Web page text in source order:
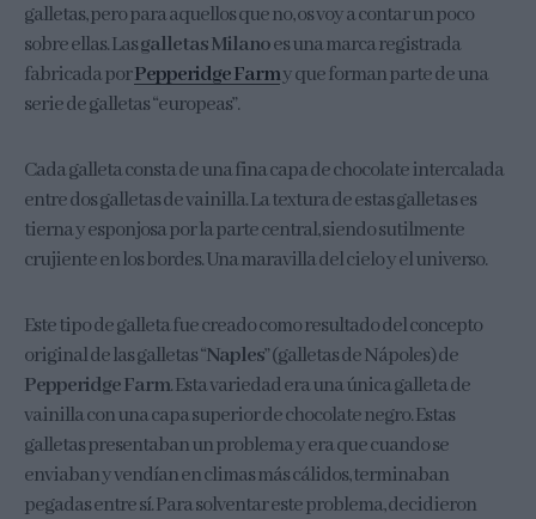
galletas, pero para aquellos que no, os voy a contar un poco
sobre ellas. Lasgalletas Milanoes una marca registrada
fabricada porPepperidge Farmy que forman parte de una
serie de galletas “europeas”.
Cada galleta consta de una fina capa de chocolate intercalada
entre dos galletas de vainilla. La textura de estas galletas es
tierna y esponjosa por la parte central, siendo sutilmente
crujiente en los bordes. Una maravilla del cielo y el universo.
Este tipo de galleta fue creado como resultado del concepto
original de las galletas “Naples” (galletas de Nápoles) de
Pepperidge Farm. Esta variedad era una única galleta de
vainilla con una capa superior de chocolate negro. Estas
galletas presentaban un problema y era que cuando se
enviaban y vendían en climas más cálidos, terminaban
pegadas entre sí. Para solventar este problema, decidieron